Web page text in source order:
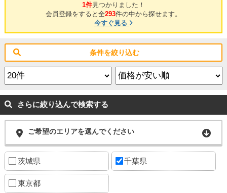
1件見つかりました！
会員登録をすると全293件の中から探せます。
今すぐ見る
条件を絞り込む
さらに絞り込んで検索する
ご希望のエリアを選んでください
茨城県 千葉県
東京都